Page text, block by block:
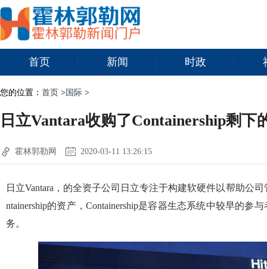
首页 新闻 时政
您的位置： 首页 > 国际 >
日立Vantara收购了Containership剩下
霍林郭勒网 2020-03-11 13:26:15
日立Vantara，的全资子公司日立专注于构建软硬件以帮助公
ntainership的资产，Containership是容器生态系统中较早的参
务。